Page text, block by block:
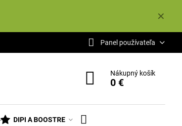
✕
Panel používateľa
Nákupný košík
0 €
DIPI A BOOSTRE